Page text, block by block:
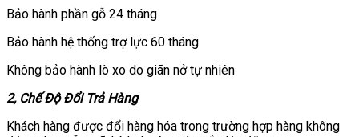
Bảo hành phần gỗ 24 tháng
Bảo hành hệ thống trợ lực 60 tháng
Không bảo hành lò xo do giãn nở tự nhiên
2, Chế Độ Đổi Trả Hàng
Khách hàng được đổi hàng hóa trong trường hợp hàng không